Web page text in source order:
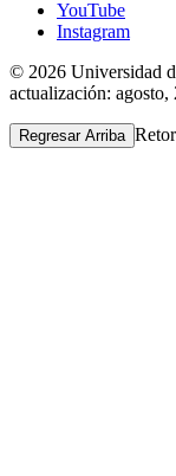
YouTube
Instagram
© 2026 Universidad
actualización: agosto,
Regresar Arriba